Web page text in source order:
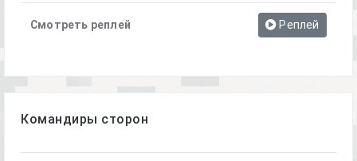
Смотреть реплей Реплей
Командиры сторон